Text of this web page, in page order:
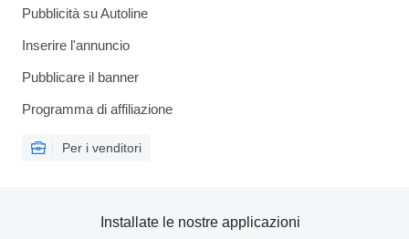
Pubblicità su Autoline
Inserire l'annuncio
Pubblicare il banner
Programma di affiliazione
Per i venditori
Installate le nostre applicazioni